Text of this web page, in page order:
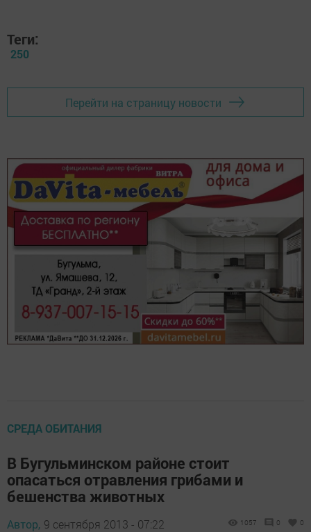
Теги:
250
Перейти на страницу новости
СРЕДА ОБИТАНИЯ
В Бугульминском районе стоит
опасаться отравления грибами и
бешенства животных
Автор, 9 сентября 2013 - 07:22 1057 0 0